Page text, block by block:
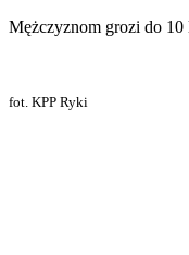
Mężczyznom grozi do
fot. KPP Ryki